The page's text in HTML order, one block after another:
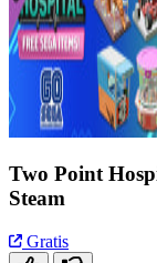
Two Point
Steam
Gratis